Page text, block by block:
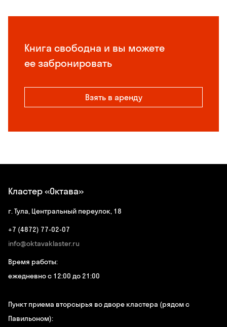
Книга свободна и вы можете
ее забронировать
Взять в аренду
Кластер «Октава»
г. Тула, Центральный переулок, 18
+7 (4872) 77-02-07
info@oktavaklaster.ru
Время работы:
ежедневно с 12:00 до 21:00
Пункт приема вторсырья во дворе кластера (рядом с
Павильоном):